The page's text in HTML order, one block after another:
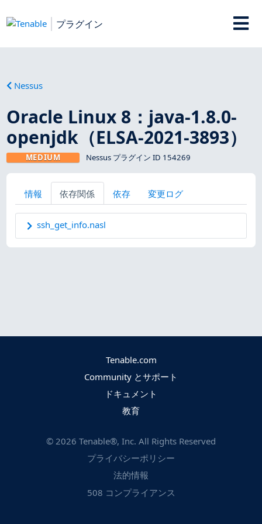
プラグイン
Nessus
Oracle Linux 8：java-1.8.0-
openjdk（ELSA-2021-3893）
MEDIUM Nessus プラグイン ID 154269
情報 依存関係 依存 変更ログ
ssh_get_info.nasl
Tenable.com
Community とサポート
ドキュメント
教育
© 2026 Tenable®, Inc. All Rights Reserved
プライバシーポリシー
法的情報
508 コンプライアンス